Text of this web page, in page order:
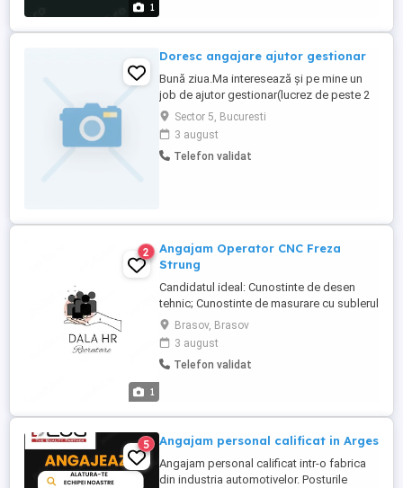
1
Doresc angajare ajutor gestionar
Bună ziua.Ma interesează și pe mine un
job de ajutor gestionar(lucrez de peste 2
ani ca ajutor gestionar) numai în București.
Am mai lucrat și ca manipulant
depozit.Doresc seriozitate.
Sector 5, Bucuresti
3 august
Telefon validat
1
2
Angajam Operator CNC Freza
Strung
Candidatul ideal: Cunostinte de desen
tehnic; Cunostinte de masurare cu sublerul
si micrometrul; Minim 2 ani experienta;
Atenție la detalii, responsabilitate și
seriozitate; Disponibilitate pentru lucrul în
schimburi ( L-V : 3 schimburi)
Brasov, Brasov
3 august
Telefon validat
5 Angajam personal calificat in Arges
Angajam personal calificat intr-o fabrica
din industria automotivelor. Posturile